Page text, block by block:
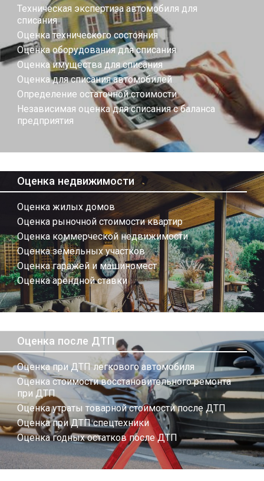
Техническая экспертиза автомобиля для
списания
Оценка технического состояния
Оценка оборудования для списания
Оценка имущества для списания
Оценка для списания автомобилей
Определение остаточной стоимости
Независимая оценка для списания с баланса
предприятия
Оценка недвижимости
Оценка жилых домов
Оценка рыночной стоимости квартир
Оценка коммерческой недвижимости
Оценка земельных участков
Оценка гаражей и машиномест
Оценка арендной ставки
Оценка после ДТП
Оценка при ДТП легкового автомобиля
Оценка стоимости восстановительного ремонта
при ДТП
Оценка утраты товарной стоимости после ДТП
Оценка при ДТП спецтехники
Оценка годных остатков после ДТП